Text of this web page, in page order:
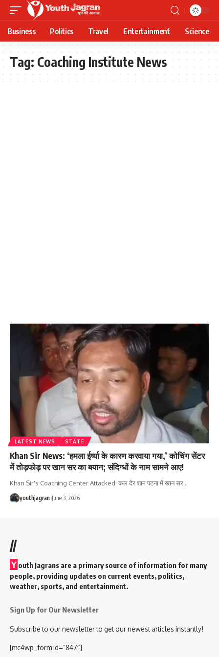
Business Politics Travel Entertainment Science
Tag: Coaching Institute News
LATEST NEWS STATE
Khan Sir News: ‘हमला ईर्ष्या के कारण करवाया गया,’ कोचिंग सेंटर
में तोड़फोड़ पर खान सर का बयान; संदिग्धों के नाम सामने आए!
Khan Sir's Coaching Center Attacked: कल देर शाम पटना में खान सर…
youthjagran June 3, 2026
//
Y outh Jagrans are a primary source of information for many
people, providing updates on current events, politics,
weather, sports, and entertainment.
Sign Up for Our Newsletter
Subscribe to our newsletter to get our newest articles instantly!
[mc4wp_form id=”847″]